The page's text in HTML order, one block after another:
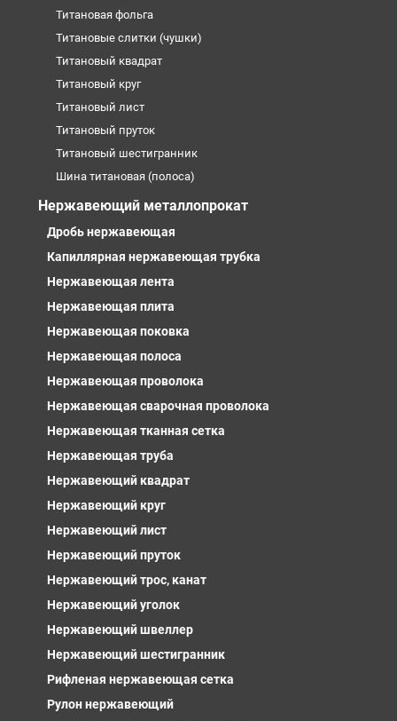
Титановая фольга
Титановые слитки (чушки)
Титановый квадрат
Титановый круг
Титановый лист
Титановый пруток
Титановый шестигранник
Шина титановая (полоса)
Нержавеющий металлопрокат
Дробь нержавеющая
Капиллярная нержавеющая трубка
Нержавеющая лента
Нержавеющая плита
Нержавеющая поковка
Нержавеющая полоса
Нержавеющая проволока
Нержавеющая сварочная проволока
Нержавеющая тканная сетка
Нержавеющая труба
Нержавеющий квадрат
Нержавеющий круг
Нержавеющий лист
Нержавеющий пруток
Нержавеющий трос, канат
Нержавеющий уголок
Нержавеющий швеллер
Нержавеющий шестигранник
Рифленая нержавеющая сетка
Рулон нержавеющий